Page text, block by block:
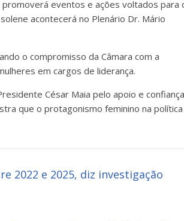
eventos e ações voltados para
acontecerá no Plenário Dr. Mário
o compromisso da Câmara com a
em cargos de liderança.
César Maia pelo apoio e
que o protagonismo feminino na
2022 e 2025, diz investigação